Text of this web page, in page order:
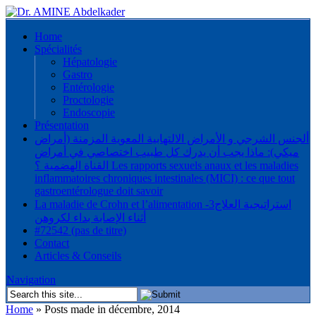
Home
Spécialités
Hépatologie
Gastro
Entérologie
Proctologie
Endoscopie
Présentation
ألجنس الشرجي و الأمراض الالتهابية المعوية المزمنة (أمراض
ميكي): ماذا يجب أن يدرك كل طبيب اختصاصي في أمراض
القناة الهضمية ؟ Les rapports sexuels anaux et les maladies
inflammatoires chroniques intestinales (MICI) : ce que tout
gastroentérologue doit savoir
La maladie de Crohn et l’alimentation -3استراتيجية العلاج
أثناء الإصابة بداء لكروهن
#72542 (pas de titre)
Contact
Articles & Conseils
Navigation
Home » Posts made in décembre, 2014